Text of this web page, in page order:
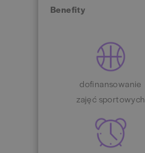
Benefity
dofinansowanie
zajęć sportowych